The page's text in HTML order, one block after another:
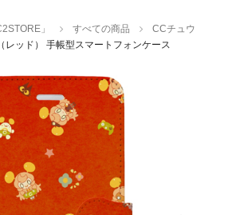
」 すべての商品
CCチュウ
レッド） 手帳型スマートフォンケース